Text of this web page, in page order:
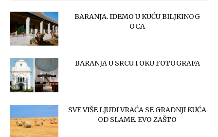
BARANJA. IDEMO U KUĆU BILJKINOG
OCA
BARANJA U SRCU I OKU FOTOGRAFA
SVE VIŠE LJUDI VRAĆA SE GRADNJI KUĆA
OD SLAME. EVO ZAŠTO